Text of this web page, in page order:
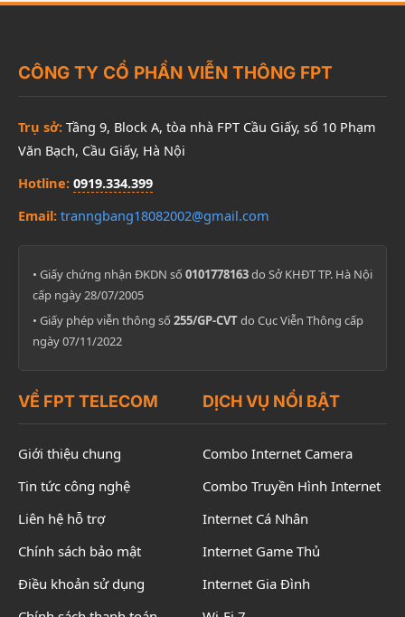
CÔNG TY CỔ PHẦN VIỄN THÔNG FPT
Trụ sở: Tầng 9, Block A, tòa nhà FPT Cầu Giấy, số 10 Phạm
Văn Bạch, Cầu Giấy, Hà Nội
Hotline: 0919.334.399
Email: tranngbang18082002@gmail.com
• Giấy chứng nhận ĐKDN số 0101778163do Sở KHĐT TP. Hà Nội
cấp ngày 28/07/2005
• Giấy phép viễn thông số 255/GP-CVTdo Cục Viễn Thông cấp
ngày 07/11/2022
VỀ FPT TELECOM
Giới thiệu chung
Tin tức công nghệ
Liên hệ hỗ trợ
Chính sách bảo mật
Điều khoản sử dụng
DỊCH VỤ NỔI BẬT
Combo Internet Camera
Combo Truyền Hình Internet
Internet Cá Nhân
Internet Game Thủ
Internet Gia Đình